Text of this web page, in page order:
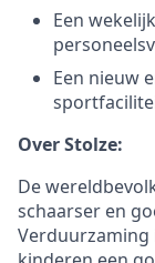
Een
Een nieuw
Over Stolze:
De
schaarser en
Verduurzaming